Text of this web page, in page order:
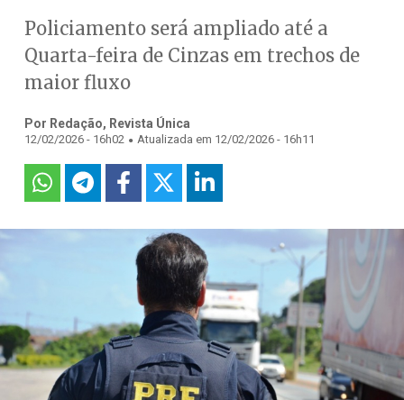
Policiamento será ampliado até a
Quarta-feira de Cinzas em trechos de
maior fluxo
Por Redação, Revista Única
12/02/2026 - 16h02 . Atualizada em 12/02/2026 - 16h11